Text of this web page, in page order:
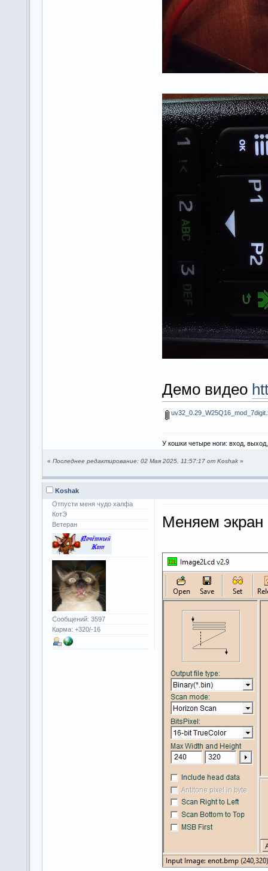
Демо видео
У кошки четыре ноги: вход,
« Последнее редактирование: 02 Мая 2025, 11:57:17 от Koshak »
Koshak
Отпусти меня чудо халфа
КотЭ
Ветеран
Сообщений: 3597
Карма: +320/-16
Меняем экран